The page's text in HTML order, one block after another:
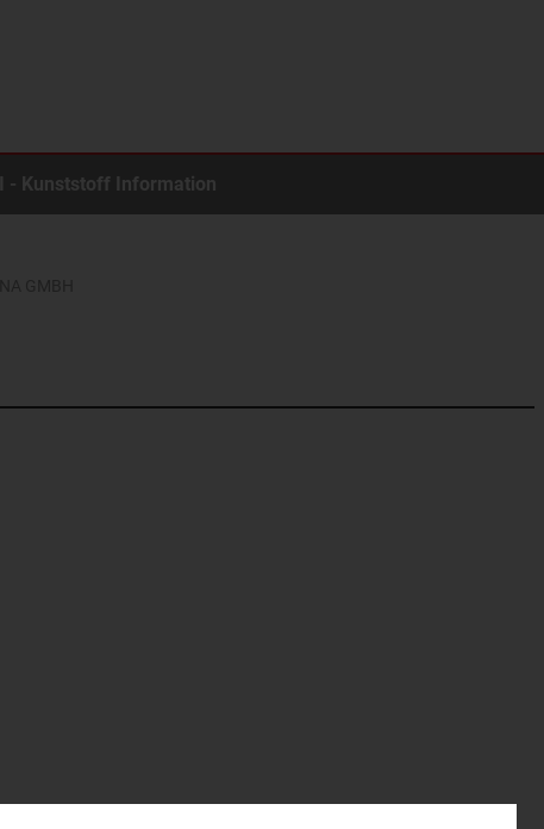
- Kunststoff Information